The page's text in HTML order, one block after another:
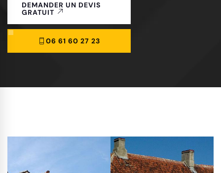
DEMANDER UN DEVIS
GRATUIT
06 61 60 27 23